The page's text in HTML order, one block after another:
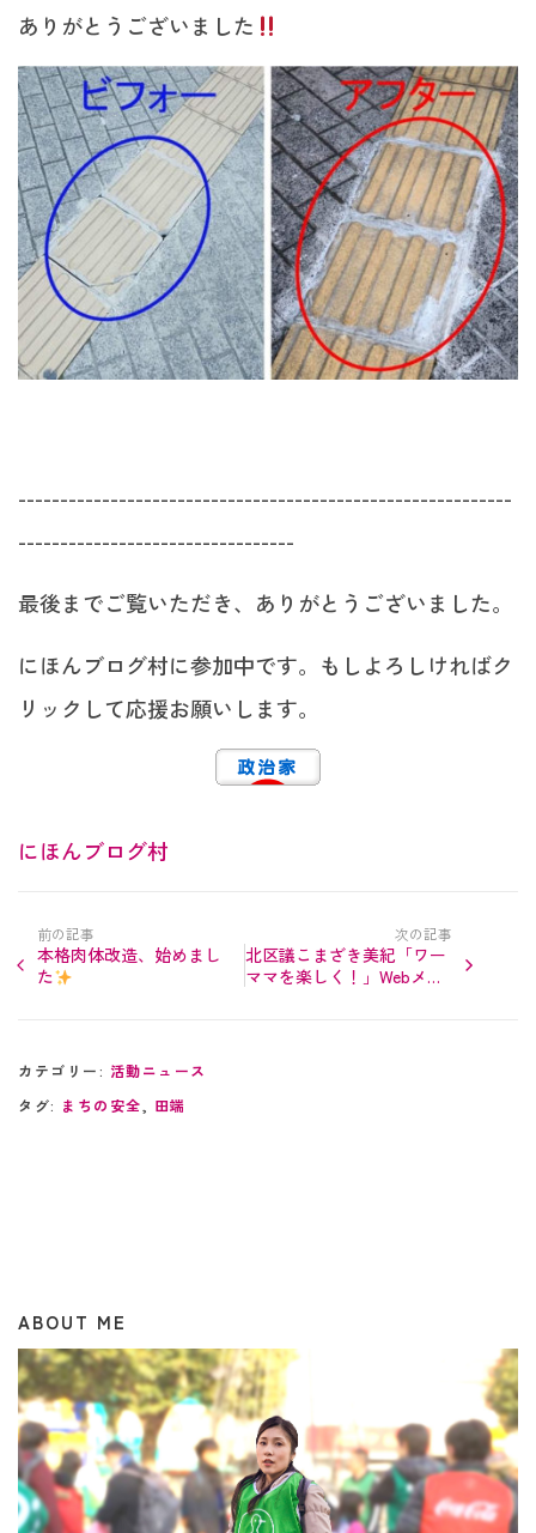
ありがとうございました
-----------------------------------------------------------
---------------------------------
最後までご覧いただき、ありがとうございました。
にほんブログ村に参加中です。もしよろしければク
リックして応援お願いします。
にほんブログ村
前の記事
本格肉体改造、始めまし
た
次の記事
北区議こまざき美紀「ワー
ママを楽しく！」Webメデ
カテゴリー: 活動ニュース
タグ: まちの安全, 田端
ABOUT ME